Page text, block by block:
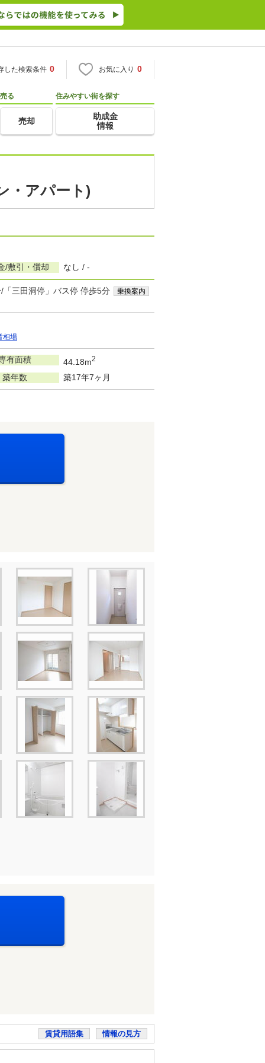
した検索条件 0 お気に入り 0
売る
売却
住みやすい街を探す
助成金
情報
・アパート)
/敷引・償却 なし / -
「三田洞停」バス停 停歩5分
乗換案内
相場
有面積 44.18m2
築年数 築17年7ヶ月
賃貸用語集 情報の見方